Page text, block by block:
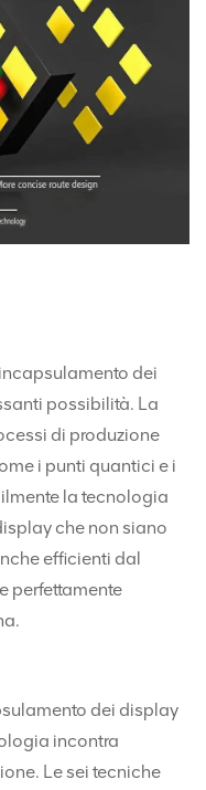
dei
possibilità. La
di produzione
i punti quantici e i
la tecnologia
che non siano
efficienti dal
perfettamente
dei display
incontra
Le sei tecniche